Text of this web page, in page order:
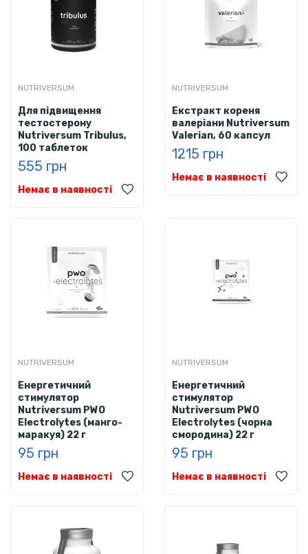
NUTRIVERSUM
Для підвищення
тестостерону
Nutriversum Tribulus,
100 таблеток
555 грн
Немає в наявності
NUTRIVERSUM
Екстракт кореня
валеріани Nutriversum
Valerian, 60 капсул
1215 грн
Немає в наявності
NUTRIVERSUM
Енергетичний
стимулятор
Nutriversum PWO
Electrolytes (манго-
маракуя) 22 г
95 грн
Немає в наявності
NUTRIVERSUM
Енергетичний
стимулятор
Nutriversum PWO
Electrolytes (чорна
смородина) 22 г
95 грн
Немає в наявності